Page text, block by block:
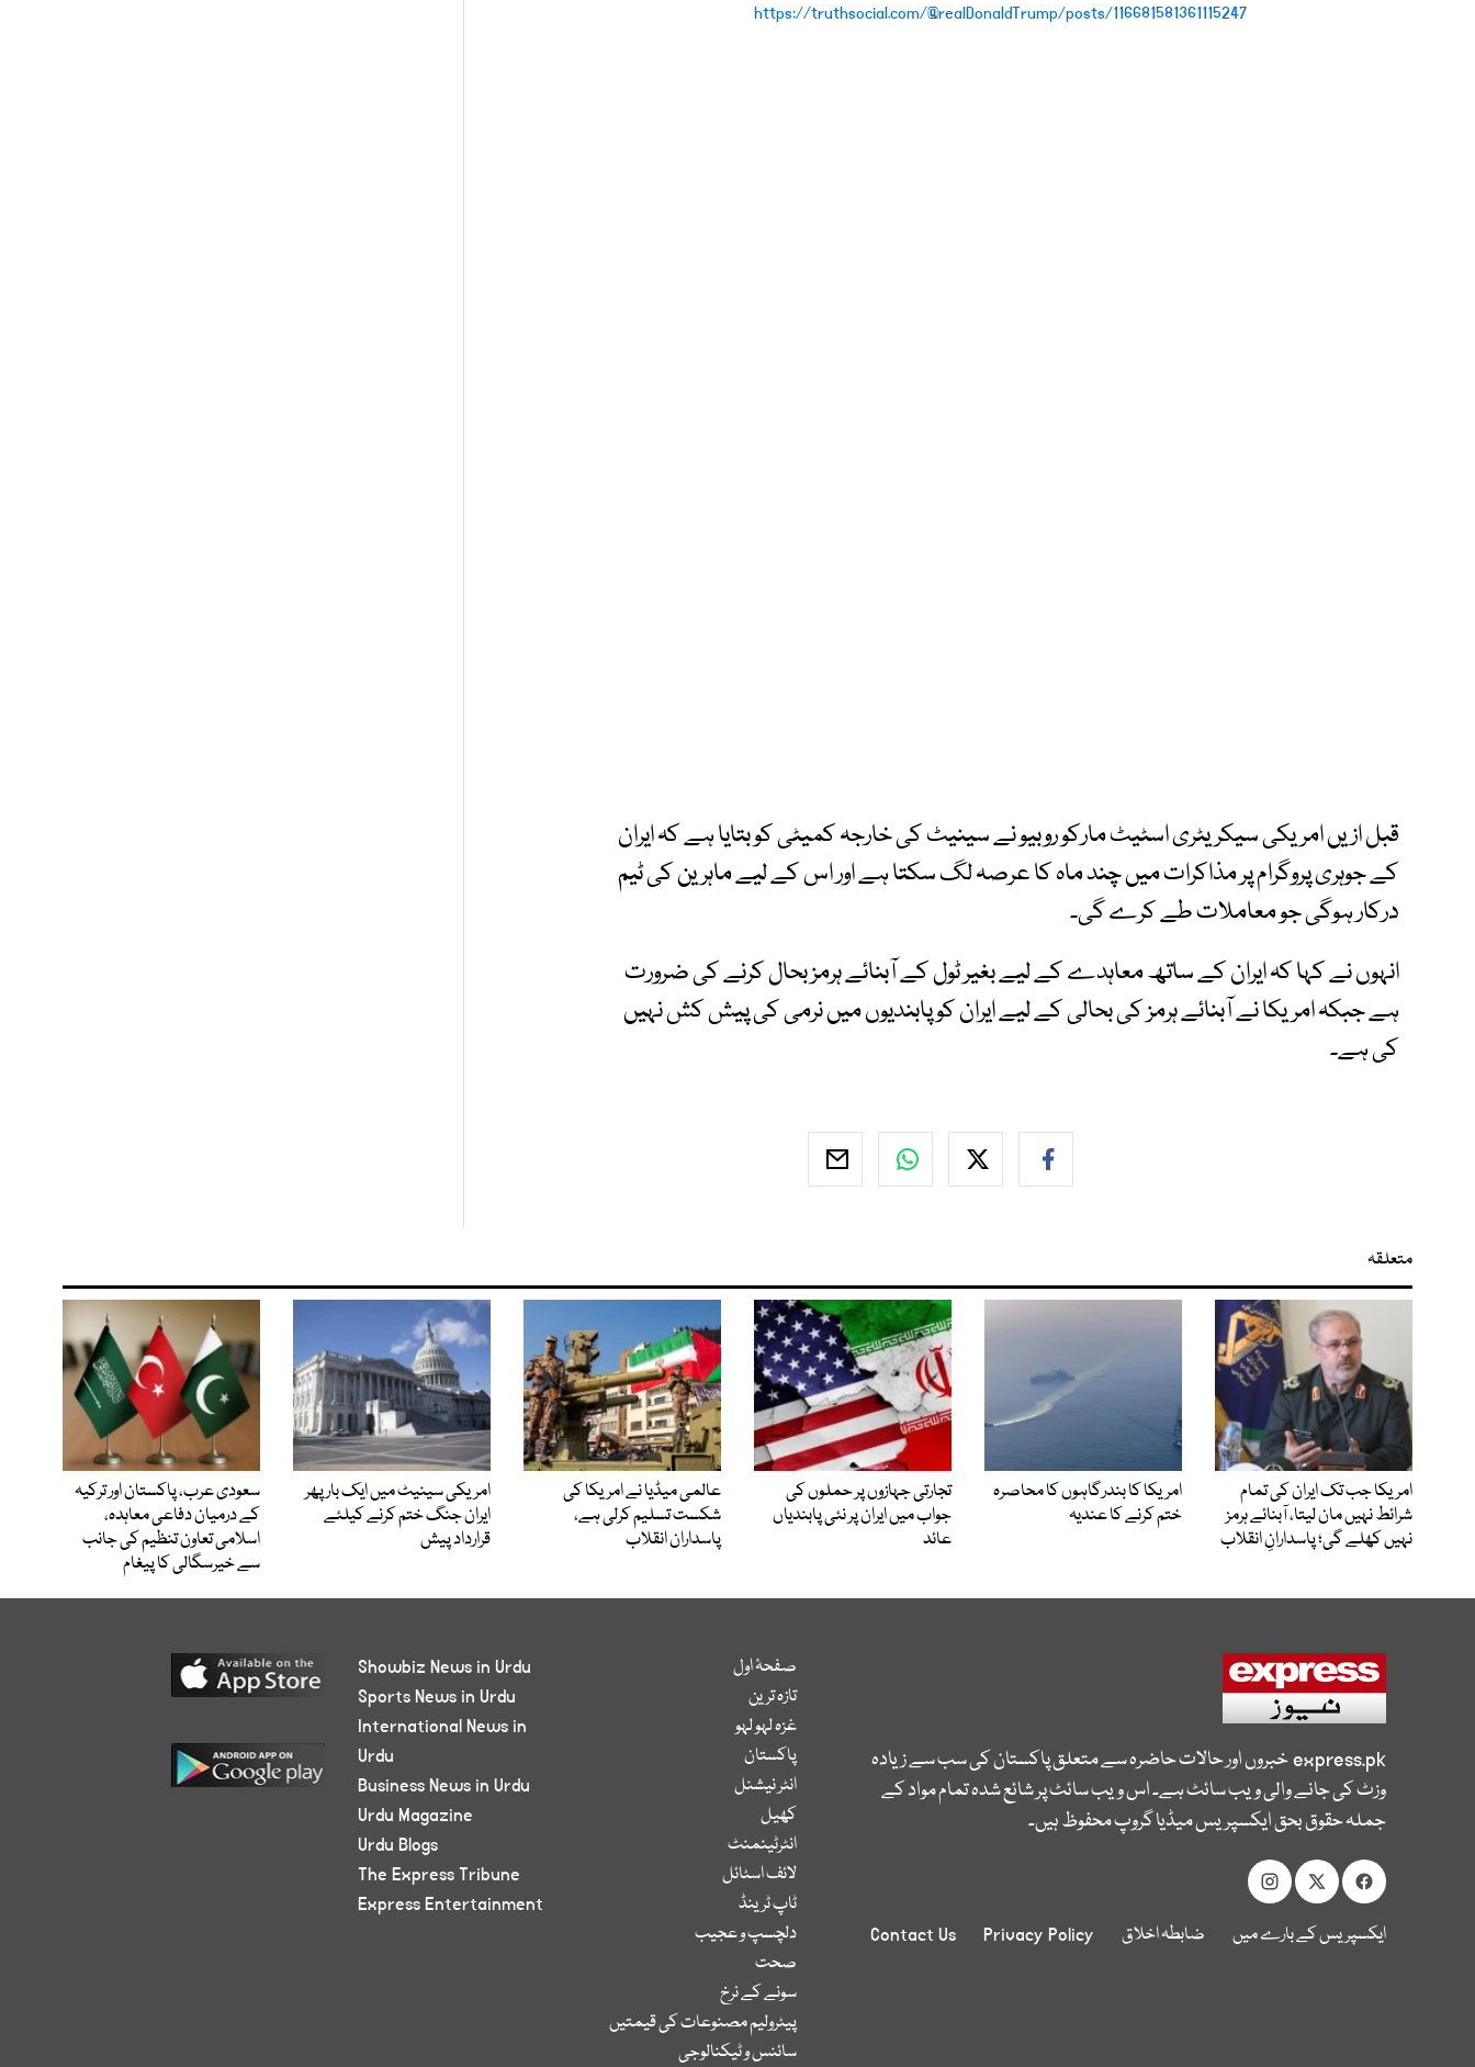
https://truthsocial.com/@realDonaldTrump/posts/116681581361115247
قبل ازیں امریکی سیکریٹری اسٹیٹ مارکو روبیو نے سینیٹ کی خارجہ کمیٹی کو بتایا ہے کہ ایران
کے جوہری پروگرام پر مذاکرات میں چند ماہ کا عرصہ لگ سکتا ہے اور اس کے لیے ماہرین کی ٹیم
درکار ہوگی جو معاملات طے کرے گی۔
انہوں نے کہا کہ ایران کے ساتھ معاہدے کے لیے بغیر ٹول کے آبنائے ہرمز بحال کرنے کی ضرورت
ہے جبکہ امریکا نے آبنائے ہرمز کی بحالی کے لیے ایران کو پابندیوں میں نرمی کی پیش کش نہیں
کی ہے۔
متعلقہ
امریکا جب تک ایران کی تمام
شرائط نہیں مان لیتا، آبنائے ہرمز
نہیں کھلے گی؛ پاسدارانِ انقلاب
امریکا کا بندرگاہوں کا محاصرہ
ختم کرنے کا عندیہ
تجارتی جہازوں پر حملوں کی
جواب میں ایران پر نئی پابندیاں
عائد
عالمی میڈیا نے امریکا کی
شکست تسلیم کرلی ہے،
پاسداران انقلاب
امریکی سینیٹ میں ایک بار پھر
ایران جنگ ختم کرنے کیلئے
قرارداد پیش
سعودی عرب، پاکستان اور ترکیہ
کے درمیان دفاعی معاہدہ،
اسلامی تعاون تنظیم کی جانب
سے خیرسگالی کا پیغام
express.pkخبروں اور حالات حاضرہ سے متعلق پاکستان کی سب سے زیادہ
وزٹ کی جانے والی ویب سائٹ ہے۔ اس ویب سائٹ پر شائع شدہ تمام مواد کے
جملہ حقوق بحق ایکسپریس میڈیا گروپ محفوظ ہیں۔
ایکسپریس کے بارے میں ضابطہ اخلاق Privacy Policy
Contact Us
صفحۂ اول
تازہ ترین
غزہ لہو لہو
پاکستان
انٹر نیشنل
کھیل
انٹرٹینمنٹ
لائف اسٹائل
ٹاپ ٹرینڈ
دلچسپ و عجیب
صحت
سونے کے نرخ
پیٹرولیم مصنوعات کی قیمتیں
سائنس و ٹیکنالوجی
Showbiz News in Urdu
Sports News in Urdu
International News in
Urdu
Business News in Urdu
Urdu Magazine
Urdu Blogs
The Express Tribune
Express Entertainment